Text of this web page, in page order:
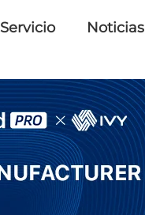
Servicio Noticias